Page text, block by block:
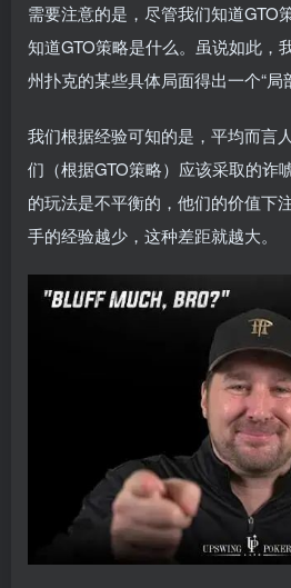
需要注意的是，尽管我们知道GTO
知道GTO策略是什么。虽说如此，
州扑克的某些具体局面得出一个“局
我们根据经验可知的是，平均而言
们（根据GTO策略）应该采取的诈
的玩法是不平衡的，他们的价值下
手的经验越少，这种差距就越大。